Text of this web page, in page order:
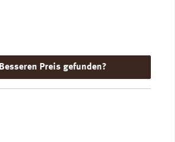
Besseren Preis gefunden?